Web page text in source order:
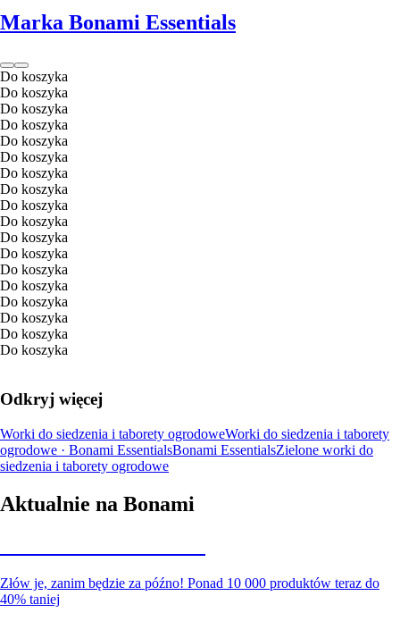
Marka Bonami Essentials
Do koszyka
Do koszyka
Do koszyka
Do koszyka
Do koszyka
Do koszyka
Do koszyka
Do koszyka
Do koszyka
Do koszyka
Do koszyka
Do koszyka
Do koszyka
Do koszyka
Do koszyka
Do koszyka
Do koszyka
Do koszyka
Odkryj więcej
Worki do siedzenia i taborety ogrodoweWorki do siedzenia i taborety
ogrodowe · Bonami EssentialsBonami EssentialsZielone worki do
siedzenia i taborety ogrodowe
Aktualnie na Bonami
Złów je, zanim będzie za późno! Ponad 10 000 produktów teraz do
40% taniej